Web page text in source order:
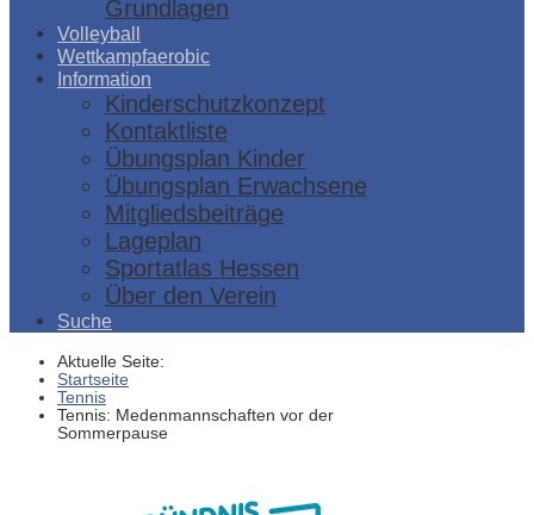
Grundlagen
Volleyball
Wettkampfaerobic
Information
Kinderschutzkonzept
Kontaktliste
Übungsplan Kinder
Übungsplan Erwachsene
Mitgliedsbeiträge
Lageplan
Sportatlas Hessen
Über den Verein
Suche
Aktuelle Seite:
Startseite
Tennis
Tennis: Medenmannschaften vor der
Sommerpause